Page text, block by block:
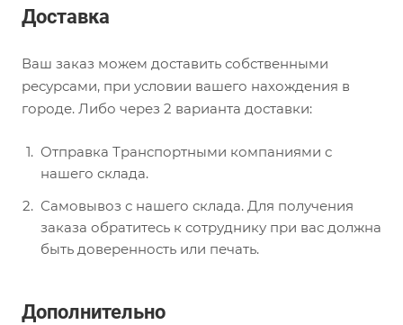
Доставка
Ваш заказ можем доставить собственными
ресурсами, при условии вашего нахождения в
городе. Либо через 2 варианта доставки:
Отправка Транспортными компаниями с
нашего склада.
Самовывоз с нашего склада. Для получения
заказа обратитесь к сотруднику при вас должна
быть доверенность или печать.
Дополнительно